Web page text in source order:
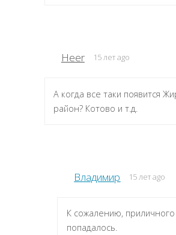
Heer 15 лет ago
А когда все таки появится
район? Котово и т.д.
Владимир 15 лет ago
К сожалению,
попадалось.